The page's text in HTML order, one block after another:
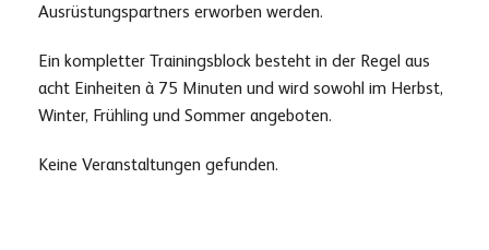
Ausrüstungspartners erworben werden.
Ein kompletter Trainingsblock besteht in der Regel aus
acht Einheiten à 75 Minuten und wird sowohl im Herbst,
Winter, Frühling und Sommer angeboten.
Keine Veranstaltungen gefunden.